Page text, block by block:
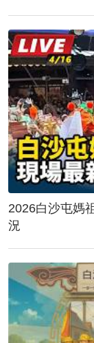
2026白沙屯媽
況